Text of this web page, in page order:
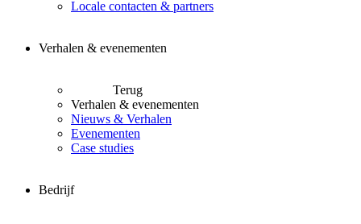
Locale contacten & partners
Verhalen & evenementen
Terug
Verhalen & evenementen
Nieuws & Verhalen
Evenementen
Case studies
Bedrijf